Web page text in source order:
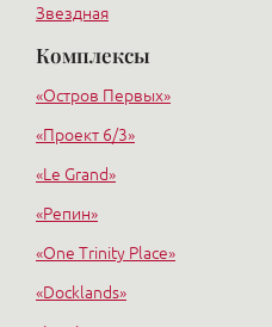
Звездная
Купчино
Электросила
Комплексы
«Остров Первых»
«Проект 6/3»
«Le Grand»
«Репин»
«One Trinity Place»
«Docklands»